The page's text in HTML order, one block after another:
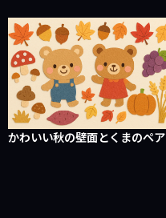
かわいい秋の壁面とくまのペア